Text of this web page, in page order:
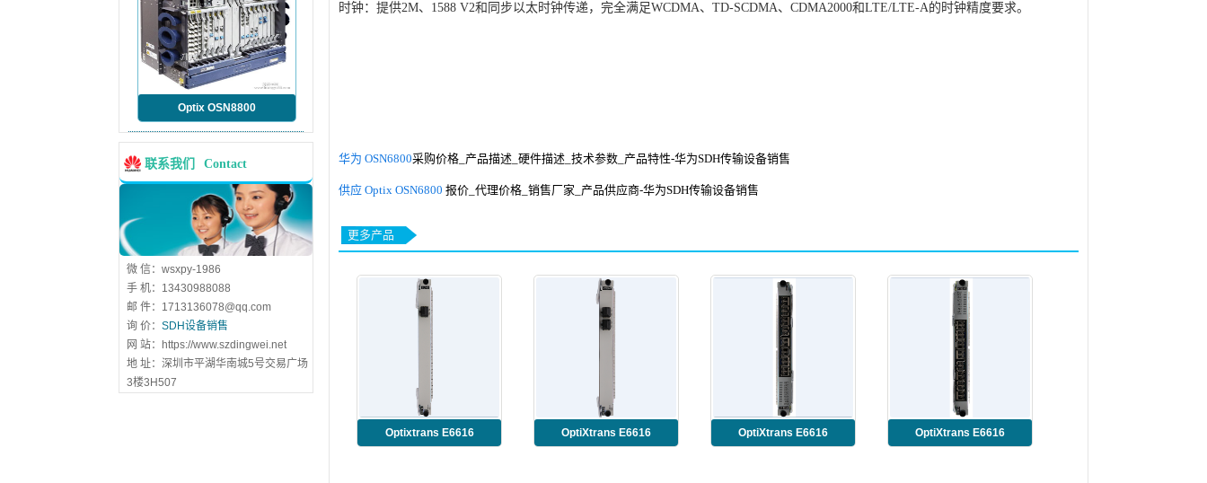
Optix OSN8800
联系我们 Contact
微 信：wsxpy-1986
手 机：13430988088
邮 件：1713136078@qq.com
询 价： SDH设备销售
网 站：https://www.szdingwei.net
地 址：深圳市平湖华南城5号交易广场
3楼3H507
时钟：提供2M、1588 V2和同步以太时钟传递，完全满足WCDMA、TD-SCDMA、CDMA2000和LTE/LTE-A的时钟精度要求。
华为 OSN6800采购价格_产品描述_硬件描述_技术参数_产品特性-华为SDH传输设备销售
供应 Optix OSN6800 报价_代理价格_销售厂家_产品供应商-华为SDH传输设备销售
更多产品
Optixtrans E6616 OptiXtrans E6616 OptiXtrans E6616 OptiXtrans E6616